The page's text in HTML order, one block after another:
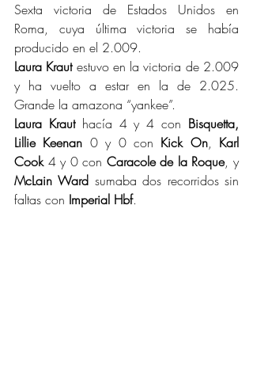
Sexta victoria de Estados Unidos en
Roma, cuya última victoria se había
producido en el 2.009.
Laura Kraut estuvo en la victoria de 2.009
y ha vuelto a estar en la de 2.025.
Grande la amazona “yankee”.
Laura Kraut hacía 4 y 4 con Bisquetta,
Lillie Keenan 0 y 0 con Kick On, Karl
Cook 4 y 0 con Caracole de la Roque
, y
McLain Ward sumaba dos recorridos sin
faltas con Imperial Hbf.